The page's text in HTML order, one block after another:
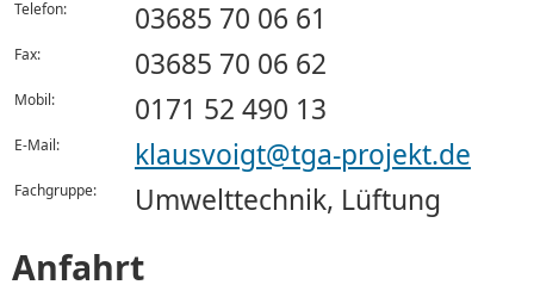
Telefon: 03685 70 06 61
Fax: 03685 70 06 62
Mobil: 0171 52 490 13
E-Mail: klausvoigt@tga-projekt.de
Fachgruppe: Umwelttechnik, Lüftung
Anfahrt